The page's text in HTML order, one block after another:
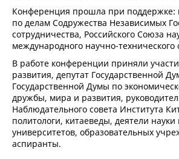
Конференция прошла при поддержке:
по делам Содружества Независимых
сотрудничества, Российского Союза
международного научно-
В работе конференции приняли
развития, депутат Государственной
Государственной Думы по
дружбы, мира и развития,
Наблюдательного совета Института
политологи, китаеведы, деятели
университетов, образовательных
аспиранты.